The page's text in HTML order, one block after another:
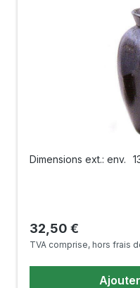
Dimensions ext.: env.
Prix régulier :
32,50 €
TVA comprise, hors frais